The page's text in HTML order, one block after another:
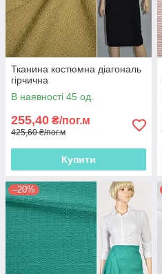
Тканина костюмна діагональ
гірчична
В наявності 45 од.
255,40 ₴/пог.м
425,60 ₴/пог.м
Купити
–20%